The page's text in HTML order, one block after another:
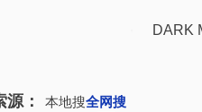
： 本地搜全网搜